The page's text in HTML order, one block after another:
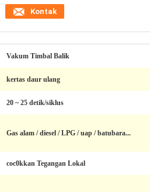
Kontak
Vakum Timbal Balik
kertas daur ulang
20 ~ 25 detik/siklus
Gas alam / diesel / LPG / uap / batubara...
coc0kkan Tegangan Lokal